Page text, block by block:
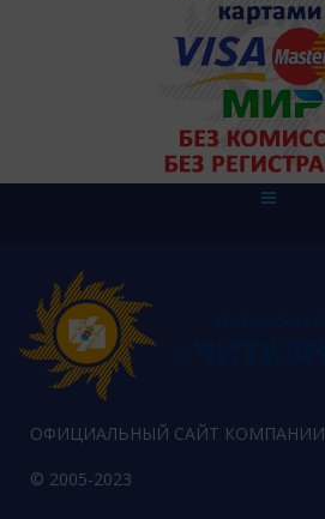
ОФИЦИАЛЬНЫЙ САЙТ КОМПАНИИ
© 2005-2023